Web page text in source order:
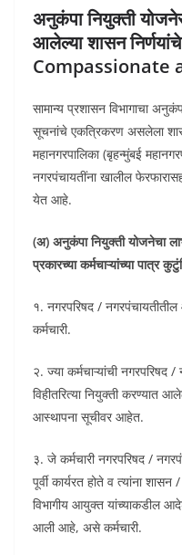
अनुकंपा नियुक्ती
आलेल्या शासन
Compassionate
सामान्य प्रशासन विभागाचा
सूचनांचे एकत्रिकरण असलेला
महानगरपालिका (बृहन्मुंबई
नगरपंचायतींना खालील
येत आहे.
(अ) अनुकंपा नियुक्ती योजनेचा
प्रकारच्या कर्मचाऱ्यांच्या पात्र
१. नगरपरिषद /
कर्मचारी.
२. ज्या कर्मचाऱ्यांची
विहीतरित्या नियुक्ती करण्यात
आस्थापना सूचीवर आहेत.
३. जे कर्मचारी नगरपरिषद /
पूर्वी कार्यरत होते व त्यांना
विभागीय आयुक्त यांच्याकडील
आली आहे, असे कर्मचारी.